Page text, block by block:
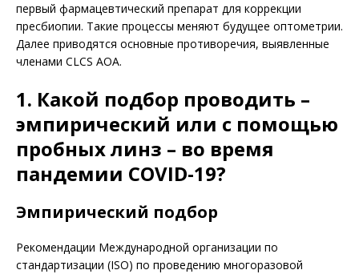
первый фармацевтический препарат для коррекции
пресбиопии. Такие процессы меняют будущее оптометрии.
Далее приводятся основные противоречия, выявленные
членами CLCS AOA.
1. Какой подбор проводить –
эмпирический или с помощью
пробных линз – во время
пандемии COVID-19?
Эмпирический подбор
Рекомендации Международной организации по
стандартизации (ISO) по проведению многоразовой